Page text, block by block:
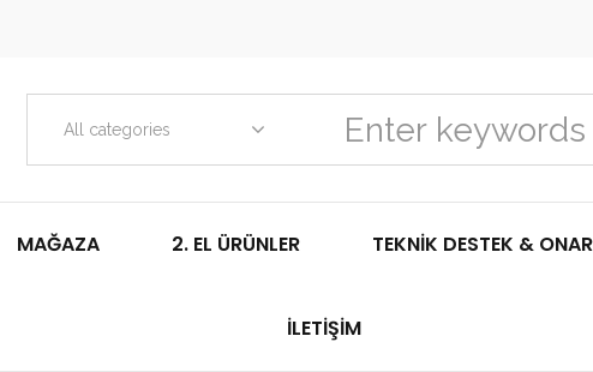
All categories
MAĞAZA 2. EL ÜRÜNLER TEKNIK DESTEK &
İLETIŞIM